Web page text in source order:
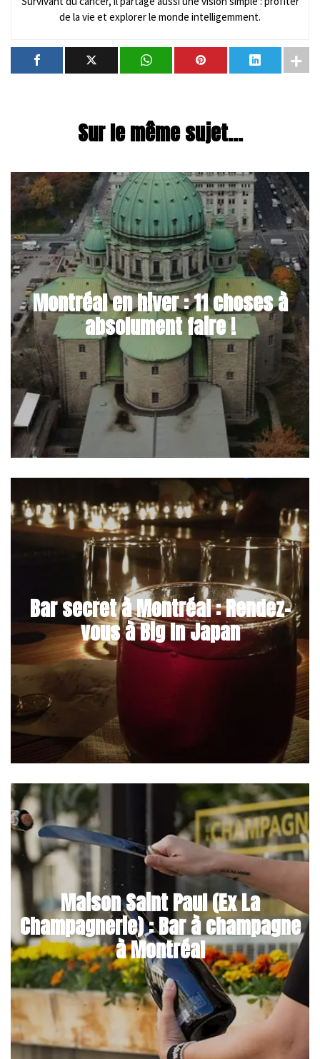
de la vie et explorer le monde intelligemment.
Sur le même sujet...
Montréal en hiver : 11 choses à
absolument faire !
Bar secret à Montréal : Rendez-
vous à Big In Japan
Maison Saint Paul (Ex La
Champagnerie) : Bar à champagne
à Montréal